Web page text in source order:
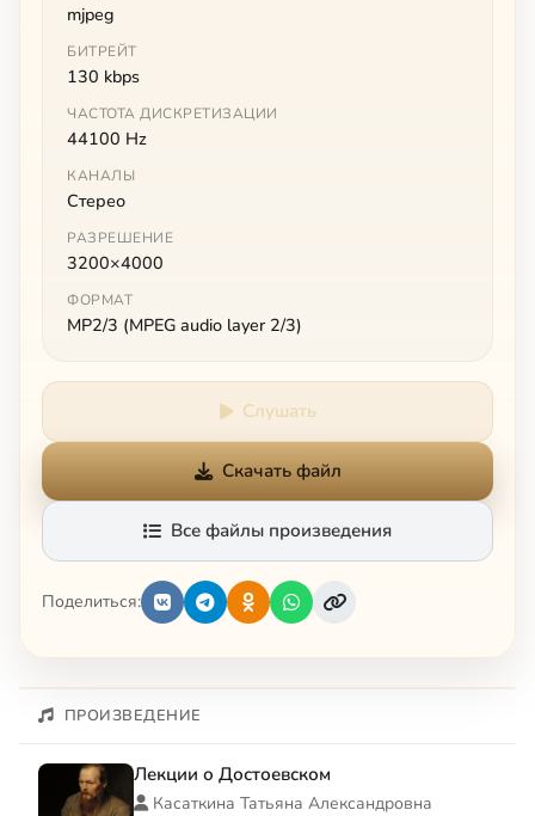
mjpeg
БИТРЕЙТ
130 kbps
ЧАСТОТА ДИСКРЕТИЗАЦИИ
44100 Hz
КАНАЛЫ
Стерео
РАЗРЕШЕНИЕ
3200×4000
ФОРМАТ
MP2/3 (MPEG audio layer 2/3)
Слушать
Скачать файл
Все файлы произведения
Поделиться:
ПРОИЗВЕДЕНИЕ
Лекции о Достоевском
Касаткина Татьяна Александровна